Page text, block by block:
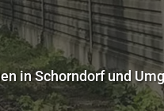
in Schorndorf und